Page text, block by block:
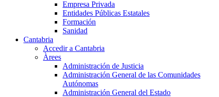
Empresa Privada
Entidades Públicas Estatales
Formación
Sanidad
Cantabria
Accedir a Cantabria
Àrees
Administración de Justicia
Administración General de las Comunidades
Autónomas
Administración General del Estado